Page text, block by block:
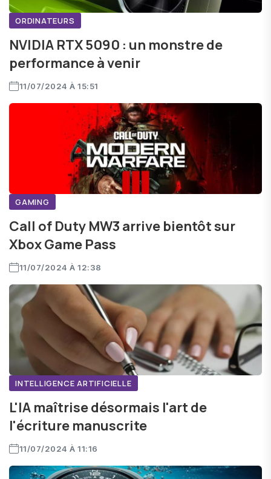
ORDINATEURS
NVIDIA RTX 5090 : un monstre de
performance à venir
11/07/2024 À 15:51
GAMING
Call of Duty MW3 arrive bientôt sur
Xbox Game Pass
11/07/2024 À 12:38
INTELLIGENCE ARTIFICIELLE
L'IA maîtrise désormais l'art de
l'écriture manuscrite
11/07/2024 À 11:16